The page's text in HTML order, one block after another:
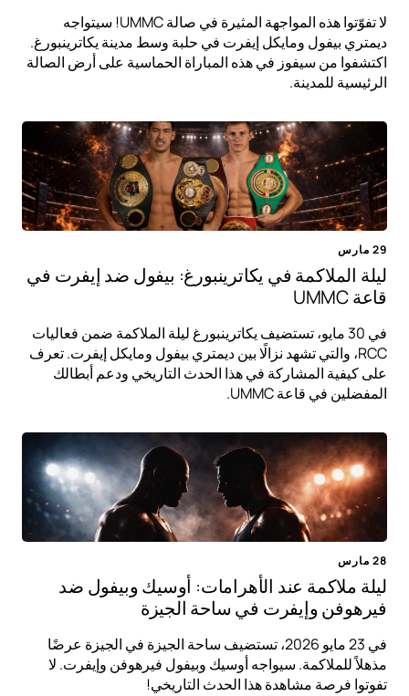
لا تفوّتوا هذه المواجهة المثيرة في صالة UMMC! سيتواجه
ديمتري بيفول ومايكل إيفرت في حلبة وسط مدينة يكاترينبورغ.
اكتشفوا من سيفوز في هذه المباراة الحماسية على أرض الصالة
الرئيسية للمدينة.
29 مارس
ليلة الملاكمة في يكاترينبورغ: بيفول ضد إيفرت في
قاعة UMMC
في 30 مايو، تستضيف يكاترينبورغ ليلة الملاكمة ضمن فعاليات
RCC، والتي تشهد نزالًا بين ديمتري بيفول ومايكل إيفرت. تعرف
على كيفية المشاركة في هذا الحدث التاريخي ودعم أبطالك
المفضلين في قاعة UMMC.
28 مارس
ليلة ملاكمة عند الأهرامات: أوسيك وبيفول ضد
فيرهوفن وإيفرت في ساحة الجيزة
في 23 مايو 2026، تستضيف ساحة الجيزة في الجيزة عرضًا
مذهلاً للملاكمة. سيواجه أوسيك وبيفول فيرهوفن وإيفرت. لا
تفوتوا فرصة مشاهدة هذا الحدث التاريخي!